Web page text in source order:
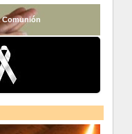
Comunión